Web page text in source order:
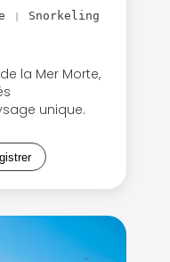
Snorkeling
la Mer Morte,
unique.